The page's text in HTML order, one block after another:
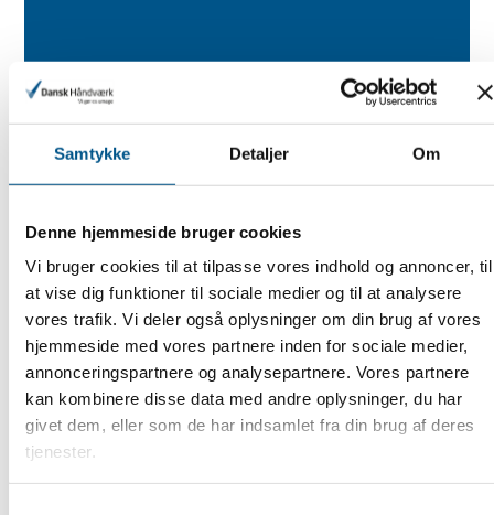
Samtykke Detaljer Om
Denne hjemmeside bruger cookies
Vi bruger cookies til at tilpasse vores indhold og annoncer, til
at vise dig funktioner til sociale medier og til at analysere
vores trafik. Vi deler også oplysninger om din brug af vores
hjemmeside med vores partnere inden for sociale medier,
annonceringspartnere og analysepartnere. Vores partnere
kan kombinere disse data med andre oplysninger, du har
givet dem, eller som de har indsamlet fra din brug af deres
tjenester.